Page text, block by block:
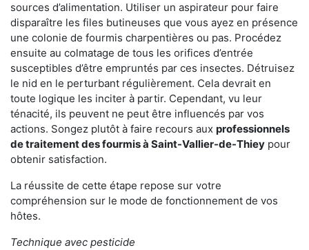
sources d’alimentation. Utiliser un aspirateur pour faire
disparaître les files butineuses que vous ayez en présence
une colonie de fourmis charpentières ou pas. Procédez
ensuite au colmatage de tous les orifices d’entrée
susceptibles d’être empruntés par ces insectes. Détruisez
le nid en le perturbant régulièrement. Cela devrait en
toute logique les inciter à partir. Cependant, vu leur
ténacité, ils peuvent ne peut être influencés par vos
actions. Songez plutôt à faire recours aux professionnels
de traitement des fourmis à Saint-Vallier-de-Thiey pour
obtenir satisfaction.
La réussite de cette étape repose sur votre
compréhension sur le mode de fonctionnement de vos
hôtes.
Technique avec pesticide